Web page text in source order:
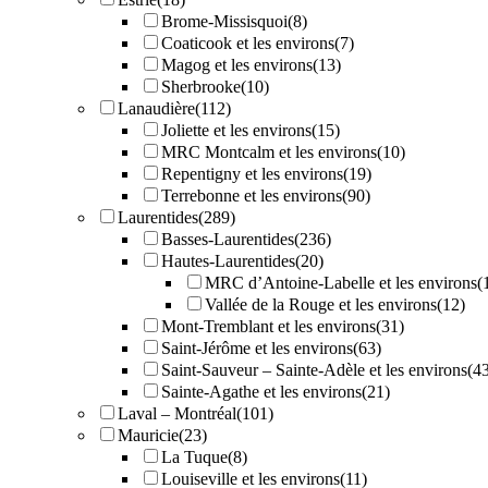
Brome-Missisquoi(8)
Coaticook et les environs(7)
Magog et les environs(13)
Sherbrooke(10)
Lanaudière(112)
Joliette et les environs(15)
MRC Montcalm et les environs(10)
Repentigny et les environs(19)
Terrebonne et les environs(90)
Laurentides(289)
Basses-Laurentides(236)
Hautes-Laurentides(20)
MRC d’Antoine-Labelle et les environs
Vallée de la Rouge et les environs(12)
Mont-Tremblant et les environs(31)
Saint-Jérôme et les environs(63)
Saint-Sauveur – Sainte-Adèle et les environs
Sainte-Agathe et les environs(21)
Laval – Montréal(101)
Mauricie(23)
La Tuque(8)
Louiseville et les environs(11)